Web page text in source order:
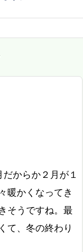
からか２月が１
暖かくなってき
そうですね。最
て、冬の終わり